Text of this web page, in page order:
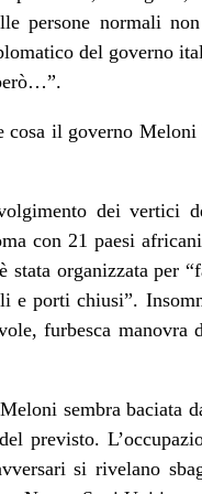
persone normali
del governo
cosa il governo
dei vertici
con 21 paesi
organizzata per
porti chiusi”.
furbesca manovra
sembra baciata
previsto.
si rivelano